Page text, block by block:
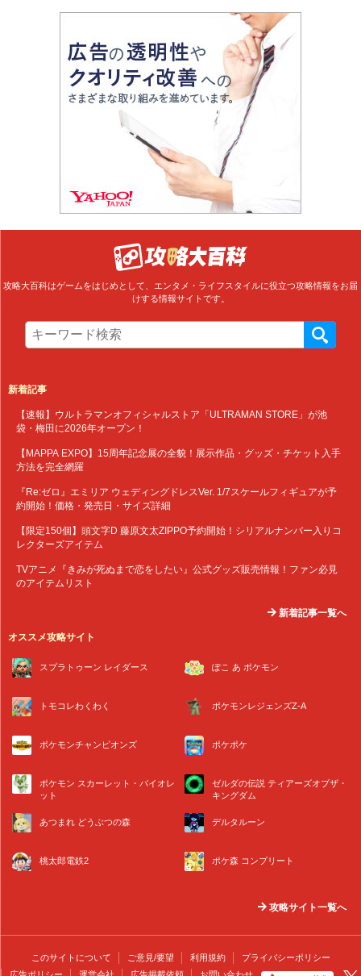
攻略大百科はゲームをはじめとして、エンタメ・ライフスタイルに役立つ攻略情報をお届
けする情報サイトです。
新着記事
【速報】ウルトラマンオフィシャルストア「ULTRAMAN STORE」が池
袋・梅田に2026年オープン！
【MAPPA EXPO】15周年記念展の全貌！展示作品・グッズ・チケット入手
方法を完全網羅
『Re:ゼロ』エミリア ウェディングドレスVer. 1/7スケールフィギュアが予
約開始！価格・発売日・サイズ詳細
【限定150個】頭文字D 藤原文太ZIPPO予約開始！シリアルナンバー入りコ
レクターズアイテム
TVアニメ『きみが死ぬまで恋をしたい』公式グッズ販売情報！ファン必見
のアイテムリスト
新着記事一覧へ
オススメ攻略サイト
スプラトゥーン レイダース ぽこ あ ポケモン
トモコレわくわく ポケモンレジェンズZ-A
ポケモンチャンピオンズ ポケポケ
ポケモン スカーレット・バイオレ
ット
ゼルダの伝説 ティアーズオブザ・
キングダム
あつまれ どうぶつの森 デルタルーン
桃太郎電鉄2 ポケ森 コンプリート
攻略サイト一覧へ
このサイトについて ご意見/要望 利用規約
プライバシーポリシー